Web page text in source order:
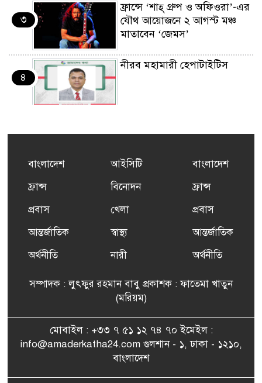
৩
ফ্রান্সে ‘শাহ্ গ্রুপ ও অফিওরা’-এর
যৌথ আয়োজনে ২ আগস্ট মঞ্চ
মাতাবেন ‘জেমস’
৪
নীরব মহামারী হেপাটাইটিস
৫
এর সম্পূর্ণ বিনামূল্যের সুশি
ফ্রান্সসহ ইউরোপীয় দেশসমূহে
দাবদাহ: কারণ, প্রভাব ও করণীয়
ফ্রান্সে সংবর্ধিত হলেন যুক্তরাজ্য
বিএনপি’র আহ্বায়ক কমিটির
সাংবাদিকতায় কৃতিত্বের পুরস্কার
এমপি মমতাজ আলোকে
বাংলাদেশ
ফ্রান্স
প্রবাস
আন্তর্জাতিক
অর্থনীতি
আইসিটি
বিনোদন
খেলা
স্বাস্থ্য
নারী
বাংলাদেশ
ফ্রান্স
প্রবাস
আন্তর্জাতিক
অর্থনীতি
সম্পাদক : লুৎফুর রহমান বাবু প্রকাশক : ফাতেমা খাতুন
(মরিয়ম)
মোবাইল : +৩৩ ৭ ৫১ ১২ ৭৪ ৭০ ইমেইল :
info@amaderkatha24.com গুলশান - ১, ঢাকা - ১২১০,
বাংলাদেশ